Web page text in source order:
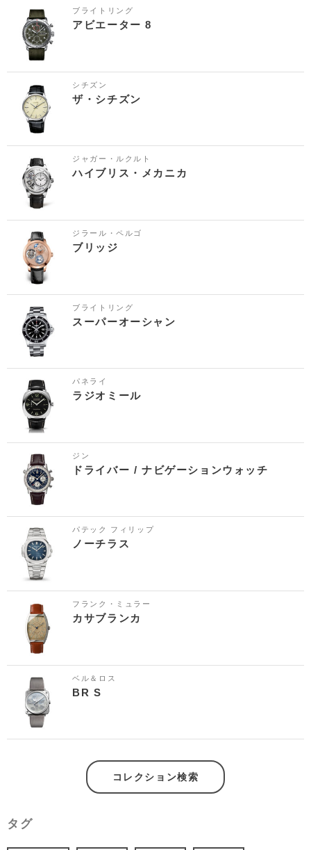
ブライトリング
アビエーター 8
シチズン
ザ・シチズン
ジャガー・ルクルト
ハイブリス・メカニカ
ジラール・ペルゴ
ブリッジ
ブライトリング
スーパーオーシャン
パネライ
ラジオミール
ジン
ドライバー / ナビゲーションウォッチ
パテック フィリップ
ノーチラス
フランク・ミュラー
カサブランカ
ベル＆ロス
BR S
コレクション検索
タグ